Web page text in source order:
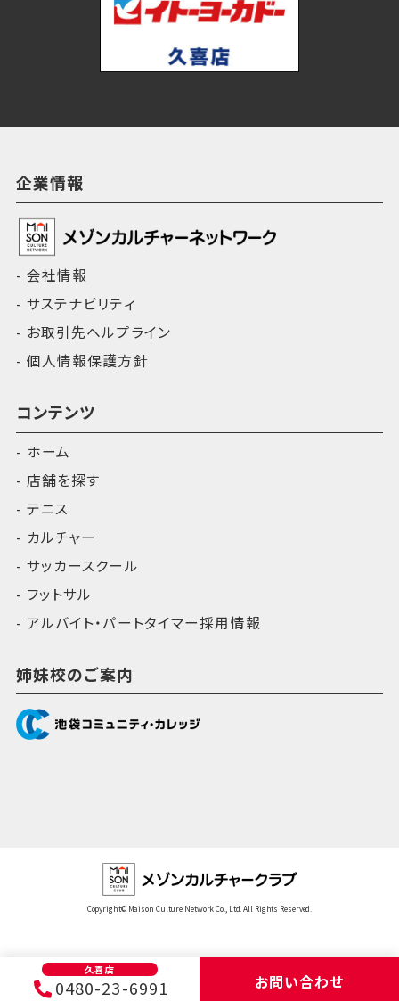
メニュー
久喜店
0480-23-6991 お問い合わせ
企業情報
会社情報
サステナビリティ
お取引先ヘルプライン
個人情報保護方針
コンテンツ
ホーム
店舗を探す
テニス
カルチャー
サッカースクール
フットサル
アルバイト・パートタイマー採用情報
姉妹校のご案内
Copyright© Maison Culture Network Co., Ltd. All Rights Reserved.